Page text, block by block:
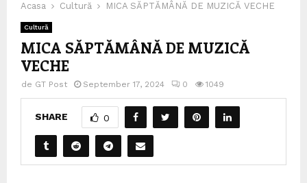
Acasa Cultură MICA SĂPTĂMÂNĂ DE MUZICĂ VECHE
Cultură
MICA SĂPTĂMÂNĂ DE MUZICĂ
VECHE
de GT Post September 17, 2024 0 1049
SHARE 0